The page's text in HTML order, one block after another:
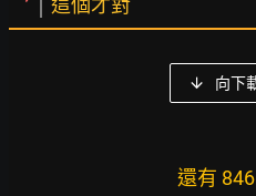
這個才對
向下
還有